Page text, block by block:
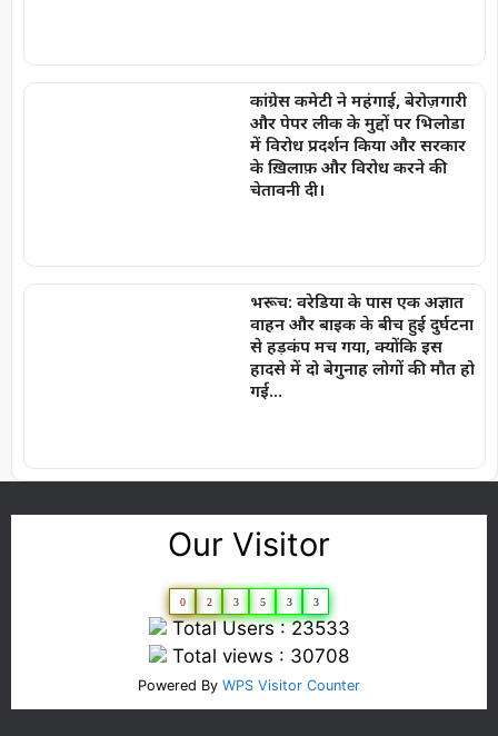
कांग्रेस कमेटी ने महंगाई, बेरोज़गारी
और पेपर लीक के मुद्दों पर भिलोडा
में विरोध प्रदर्शन किया और सरकार
के ख़िलाफ़ और विरोध करने की
चेतावनी दी।
भरूच: वरेडिया के पास एक अज्ञात
वाहन और बाइक के बीच हुई दुर्घटना
से हड़कंप मच गया, क्योंकि इस
हादसे में दो बेगुनाह लोगों की मौत हो
गई…
Our Visitor
0 2 3 5 3 3
Total Users : 23533
Total views : 30708
Powered By WPS Visitor Counter